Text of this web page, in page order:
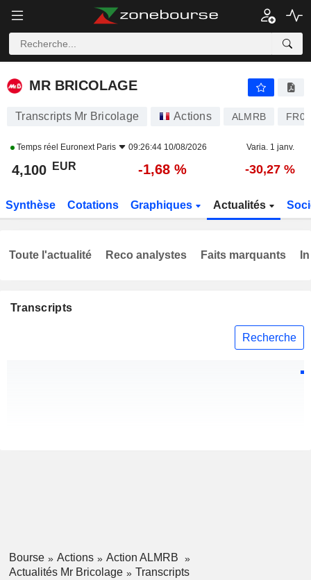
MR BRICOLAGE
MR BRICOLAGE
Transcripts Mr Bricolage Actions ALMRB
Temps réel Euronext Paris 09:26:44 10/08/2026 Varia. 1 janv.
4,100 EUR -1,68 % -30,27 %
Synthèse Cotations Graphiques Actualités
Transcripts
Recherche
Toute l'actualité Reco analystes Faits marquants
Bourse Actions
Action ALMRB
Actualités Mr Bricolage
Transcripts